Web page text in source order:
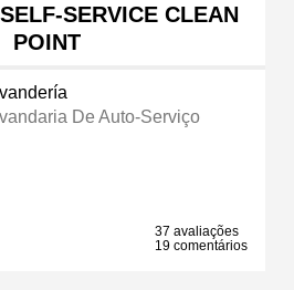
SERVICE CLEAN
POINT
De Auto-Serviço
37 avaliações
19 comentários